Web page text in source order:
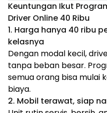
Keuntungan Ikut
Driver Online 40 Ribu
1. Harga hanya 40 ribu
kelasnya
Dengan modal kecil,
tanpa beban besar.
semua orang bisa mulai
biaya.
2. Mobil terawat, siap